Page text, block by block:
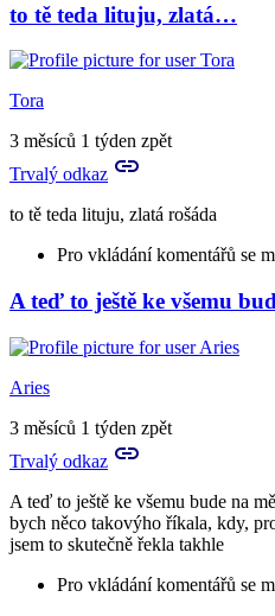
In
reply
to
já
to
vím
dávno
:D
Tora
to tě teda lituju, zlatá…
Tora
3 měsíců 1 týden zpět
Trvalý odkaz
to tě teda lituju, zlatá rošáda
Pro vkládání komentářů se
In
reply
to
Prosím
tě
a
mi
by
Aries
A teď to ještě ke všemu
Aries
3 měsíců 1 týden zpět
Trvalý odkaz
A teď to ještě ke všemu bude na
bych něco takovýho říkala, kdy,
jsem to skutečně řekla takhle
Pro vkládání komentářů se